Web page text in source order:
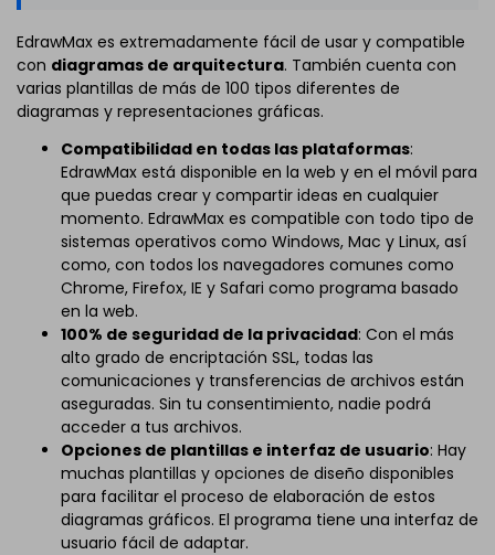
EdrawMax es extremadamente fácil de usar y compatible
con diagramas de arquitectura. También cuenta con
varias plantillas de más de 100 tipos diferentes de
diagramas y representaciones gráficas.
Compatibilidad en todas las plataformas:
EdrawMax está disponible en la web y en el móvil para
que puedas crear y compartir ideas en cualquier
momento. EdrawMax es compatible con todo tipo de
sistemas operativos como Windows, Mac y Linux, así
como, con todos los navegadores comunes como
Chrome, Firefox, IE y Safari como programa basado
en la web.
100% de seguridad de la privacidad: Con el más
alto grado de encriptación SSL, todas las
comunicaciones y transferencias de archivos están
aseguradas. Sin tu consentimiento, nadie podrá
acceder a tus archivos.
Opciones de plantillas e interfaz de usuario: Hay
muchas plantillas y opciones de diseño disponibles
para facilitar el proceso de elaboración de estos
diagramas gráficos. El programa tiene una interfaz de
usuario fácil de adaptar.